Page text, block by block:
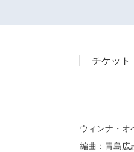
チケット
ウィンナ・オ
編曲：青島広